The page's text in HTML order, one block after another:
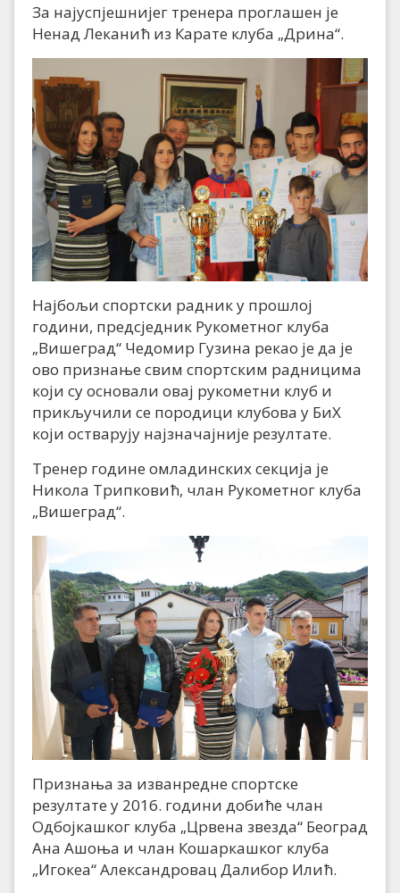
За најуспјешнијег тренера проглашен је
Ненад Леканић из Карате клуба „Дрина“.
Најбољи спортски радник у прошлој
години, предсједник Рукометног клуба
„Вишеград“ Чедомир Гузина рекао је да је
ово признање свим спортским радницима
који су основали овај рукометни клуб и
прикључили се породици клубова у БиХ
који остварују најзначајније резултате.
Тренер године омладинских секција је
Никола Трипковић, члан Рукометног клуба
„Вишеград“.
Признања за изванредне спортске
резултате у 2016. години добиће члан
Одбојкашког клуба „Црвена звезда“ Београд
Ана Ашоња и члан Кошаркашког клуба
„Игокеа“ Александровац Далибор Илић.